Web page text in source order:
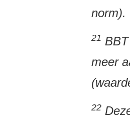
norm).
21
meer
22